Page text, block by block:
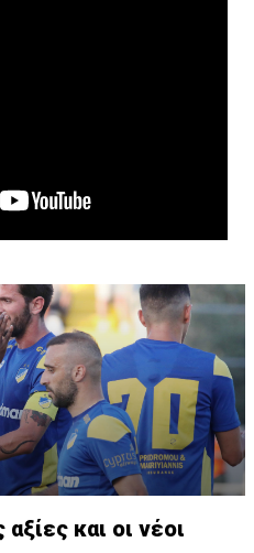
και οι νέοι